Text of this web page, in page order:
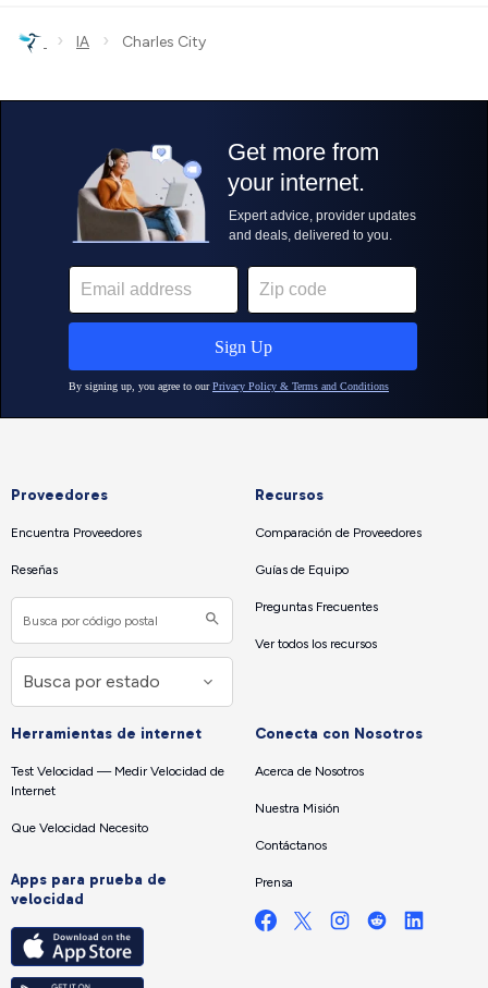
› IA › Charles City
Proveedores
Encuentra Proveedores
Reseñas
Recursos
Comparación de Proveedores
Guías de Equipo
Preguntas Frecuentes
Ver todos los recursos
Herramientas de internet
Test Velocidad — Medir Velocidad de
Internet
Que Velocidad Necesito
Apps para prueba de
velocidad
Conecta con Nosotros
Acerca de Nosotros
Nuestra Misión
Contáctanos
Prensa